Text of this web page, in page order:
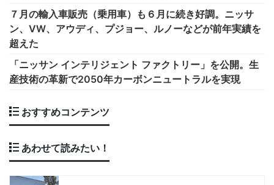
７月の輸入車販売（乗用車）も６月に続き好調。ニッサ
ン、VW、アウディ、プジョー、ルノーなどが前年実績を
超えた
「ニッサン インテリジェント ファクトリー」を公開。生
産技術の革新で2050年カーボンニュートラルを実現
おすすめコンテンツ
あわせて読みたい！